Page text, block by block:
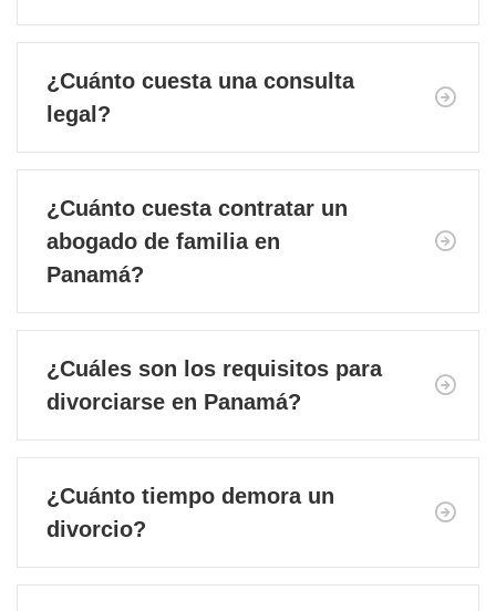
¿Cuánto cuesta una consulta
legal?
¿Cuánto cuesta contratar un
abogado de familia en
Panamá?
¿Cuáles son los requisitos para
divorciarse en Panamá?
¿Cuánto tiempo demora un
divorcio?